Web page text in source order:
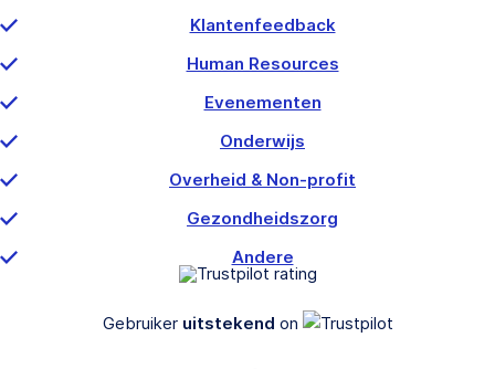
Klantenfeedback
Human Resources
Evenementen
Onderwijs
Overheid & Non-profit
Gezondheidszorg
Andere
Gebruiker uitstekend on